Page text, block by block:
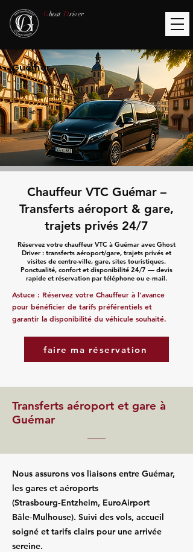
Ghost Driver
Guémar
Chauffeur VTC Guémar –
Transferts aéroport & gare,
trajets privés 24/7
Réservez votre chauffeur VTC à Guémar avec Ghost
Driver : transferts aéroport/gare, trajets privés et
visites de centre-ville, gare, sites touristiques.
Ponctualité, confort et disponibilité 24/7 — devis
rapide et réservation par téléphone ou e‑mail.
Astuce : Réservez votre Chauffeur à l'avance
pour bénéficier de tarifs préférentiels et
garantir la disponibilité du véhicule souhaité.
faire ma réservation
Transferts aéroport et gare à
Guémar
Nous assurons vos liaisons entre Guémar,
les gares et aéroports
(Strasbourg‑Entzheim, EuroAirport
Bâle‑Mulhouse). Suivi des vols, accueil
soigné et tarifs clairs pour une arrivée
sereine.